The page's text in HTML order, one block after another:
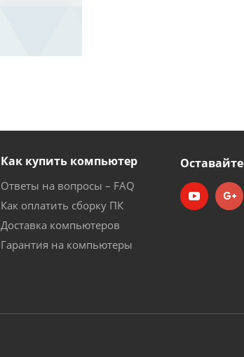
Как купить компьютер
Ответы на вопросы – FAQ
Как оплатить сборку ПК
Доставка компьютеров
Гарантия на компьютеры